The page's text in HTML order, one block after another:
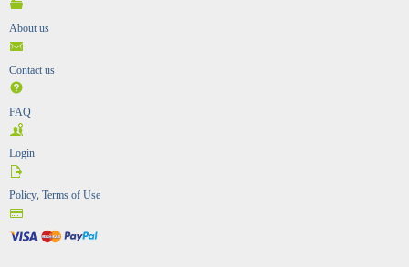
About us
Contact us
FAQ
Login
Policy, Terms of Use